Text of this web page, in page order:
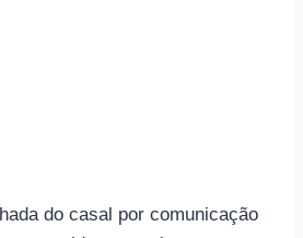
do casal por comunicação